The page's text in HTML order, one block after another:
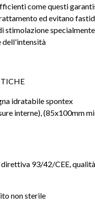
come questi
ed evitano
stimolazione
dell'intensità
idratabile spontex
interne), (85x100mm
93/42/CEE, qualità
non sterile